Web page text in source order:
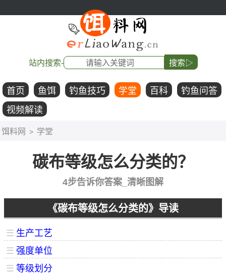
站内搜索- 搜索▷
首页 鱼饵 钓鱼技巧 学堂 百科
钓鱼问答
视频解读
饵料网 > 学堂
碳布等级怎么分类的？
4步告诉你答案_清晰图解
《碳布等级怎么分类的》导读
☰ 生产工艺
☰ 强度单位
☰ 等级划分